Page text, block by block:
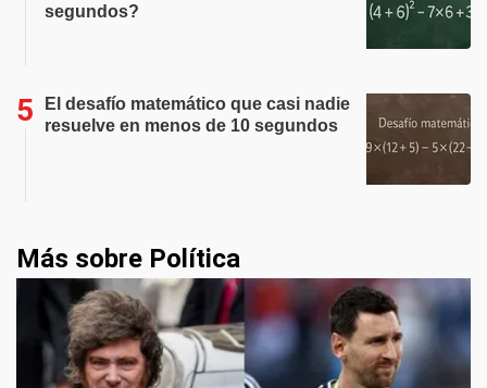
segundos?
El desafío matemático que casi nadie
resuelve en menos de 10 segundos
Más sobre Política